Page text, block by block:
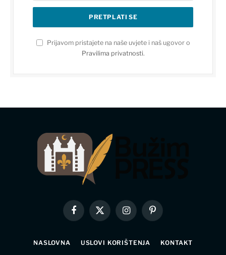
Prijavom pristajete na naše uvjete i naš ugovor o
Pravilima privatnosti.
Facebook
X
InstagramPinterest
NASLOVNA USLOVI KORIŠTENJA KONTAKT